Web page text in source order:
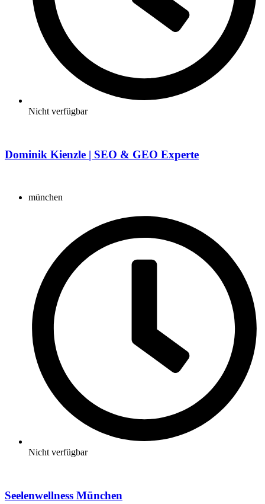
Nicht verfügbar
Dominik Kienzle | SEO & GEO Experte
münchen
Nicht verfügbar
Seelenwellness München